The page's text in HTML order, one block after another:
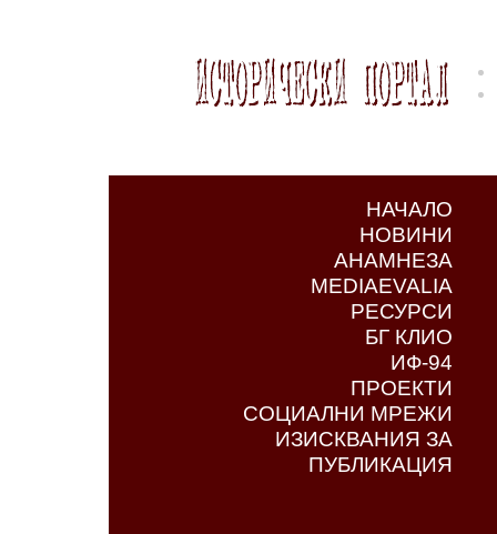
НАЧАЛО
НОВИНИ
АНАМНЕЗА
MEDIAEVALIA
РЕСУРСИ
БГ КЛИО
ИФ-94
ПРОЕКТИ
СОЦИАЛНИ МРЕЖИ
ИЗИСКВАНИЯ ЗА
ПУБЛИКАЦИЯ